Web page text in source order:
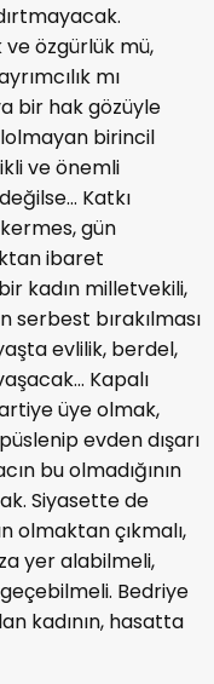
özgürlük mü,
mı
bir hak gözüyle
birincil
ve önemli
Katkı
gün
ibaret
kadın milletvekili,
serbest bırakılması
evlilik, berdel,
Kapalı
üye olmak,
evden dışarı
bu olmadığının
Siyasette de
olmaktan çıkmalı,
yer alabilmeli,
Bedriye
kadının, hasatta